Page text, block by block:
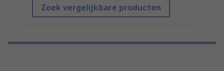
Zoek vergelijkbare producten